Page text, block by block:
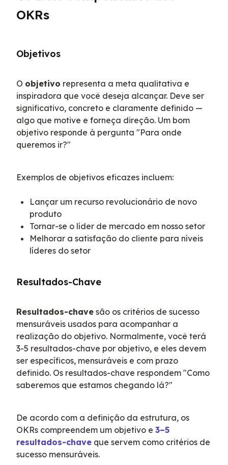
OKRs
Objetivos
O objetivo representa a meta qualitativa e
inspiradora que você deseja alcançar. Deve ser
significativo, concreto e claramente definido —
algo que motive e forneça direção. Um bom
objetivo responde à pergunta "Para onde
queremos ir?"
Exemplos de objetivos eficazes incluem:
Lançar um recurso revolucionário de novo
produto
Tornar-se o líder de mercado em nosso setor
Melhorar a satisfação do cliente para níveis
líderes do setor
Resultados-Chave
Resultados-chave são os critérios de sucesso
mensuráveis usados para acompanhar a
realização do objetivo. Normalmente, você terá
3-5 resultados-chave por objetivo, e eles devem
ser específicos, mensuráveis e com prazo
definido. Os resultados-chave respondem "Como
saberemos que estamos chegando lá?"
De acordo com a definição da estrutura, os
OKRs compreendem um objetivo e 3–5
resultados-chave que servem como critérios de
sucesso mensuráveis.